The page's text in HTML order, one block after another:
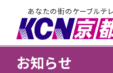
あなたの街のケーブルテ
お知らせ